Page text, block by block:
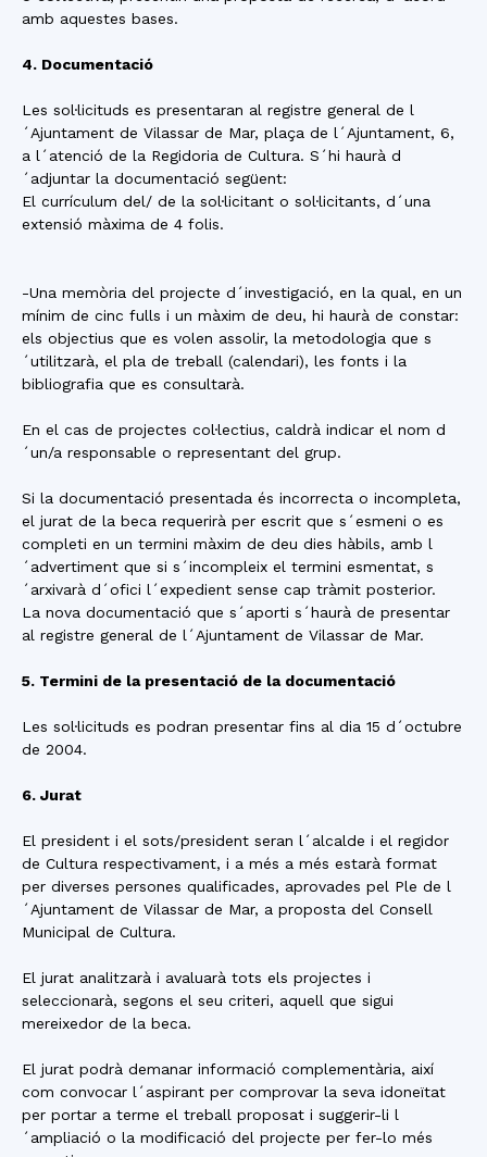
amb aquestes bases.
4. Documentació
Les sol·licituds es presentaran al registre general de l
´Ajuntament de Vilassar de Mar, plaça de l´Ajuntament, 6,
a l´atenció de la Regidoria de Cultura. S´hi haurà d
´adjuntar la documentació següent:
El currículum del/ de la sol·licitant o sol·licitants, d´una
extensió màxima de 4 folis.
-Una memòria del projecte d´investigació, en la qual, en un
mínim de cinc fulls i un màxim de deu, hi haurà de constar:
els objectius que es volen assolir, la metodologia que s
´utilitzarà, el pla de treball (calendari), les fonts i la
bibliografia que es consultarà.
En el cas de projectes col·lectius, caldrà indicar el nom d
´un/a responsable o representant del grup.
Si la documentació presentada és incorrecta o incompleta,
el jurat de la beca requerirà per escrit que s´esmeni o es
completi en un termini màxim de deu dies hàbils, amb l
´advertiment que si s´incompleix el termini esmentat, s
´arxivarà d´ofici l´expedient sense cap tràmit posterior.
La nova documentació que s´aporti s´haurà de presentar
al registre general de l´Ajuntament de Vilassar de Mar.
5. Termini de la presentació de la documentació
Les sol·licituds es podran presentar fins al dia 15 d´octubre
de 2004.
6. Jurat
El president i el sots/president seran l´alcalde i el regidor
de Cultura respectivament, i a més a més estarà format
per diverses persones qualificades, aprovades pel Ple de l
´Ajuntament de Vilassar de Mar, a proposta del Consell
Municipal de Cultura.
El jurat analitzarà i avaluarà tots els projectes i
seleccionarà, segons el seu criteri, aquell que sigui
mereixedor de la beca.
El jurat podrà demanar informació complementària, així
com convocar l´aspirant per comprovar la seva idoneïtat
per portar a terme el treball proposat i suggerir-li l
´ampliació o la modificació del projecte per fer-lo més